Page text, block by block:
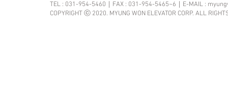
TEL : 031-954-5460｜FAX : 031-954-5465~6｜E-MAIL :
COPYRIGHT ⓒ 2020. MYUNG WON ELEVATOR CORP. ALL